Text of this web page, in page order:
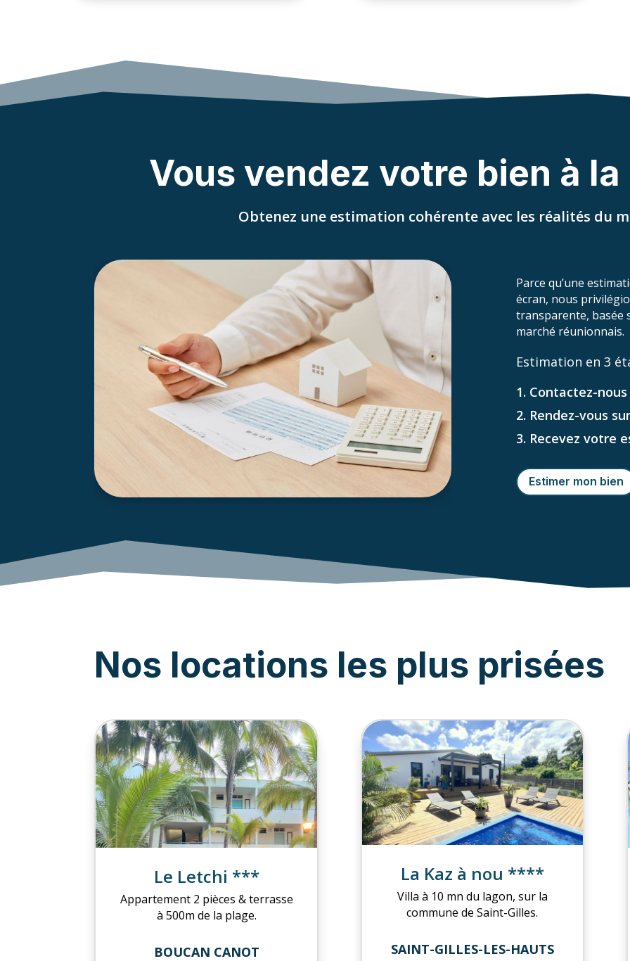
Vous vendez votre bien à la
Obtenez une estimation cohérente avec les réalités du
Parce qu’une
écran, nous
transparente, basée
marché réunionnais.
Estimation en 3
1. Contactez-nous
2. Rendez-vous
3. Recevez votre
Estimer mon bien
Nos locations les plus prisées
Le Letchi ***
Appartement 2 pièces & terrasse
à 500m de la plage.
BOUCAN CANOT
La Kaz à nou ****
Villa à 10 mn du lagon, sur la
commune de Saint-Gilles.
SAINT-GILLES-LES-HAUTS